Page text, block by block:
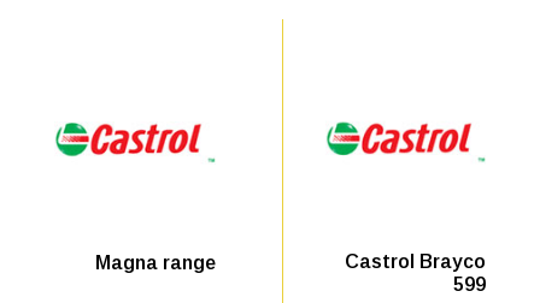
Castrol Brayco
599
Magna range